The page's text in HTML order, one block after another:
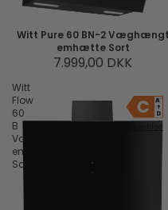
Witt Pure 60 BN-2 Væghængt
emhætte Sort
7.999,00 DKK
Witt
Flow
60
B
Væghængt
emhætte
Sort